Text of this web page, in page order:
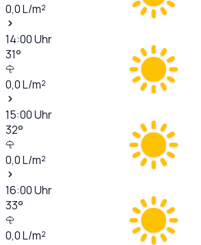
0,0L/m²
14:00Uhr
31°
0,0L/m²
15:00Uhr
32°
0,0L/m²
16:00Uhr
33°
0,0L/m²